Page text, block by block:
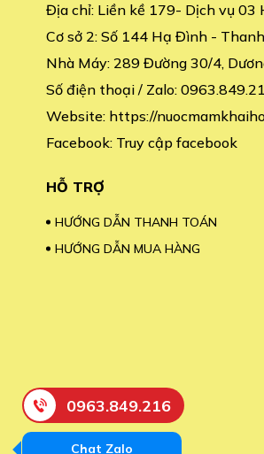
Địa chỉ: Liền kề 179- Dịch vụ 03
Cơ sở 2: Số 144 Hạ Đình -
Nhà Máy: 289 Đường 30/4,
Số điện thoại / Zalo:
Website: https://
Facebook: Truy cập facebook
HỖ TRỢ
HƯỚNG DẪN THANH TOÁN
HƯỚNG DẪN MUA HÀNG
0963.849.216
Chat Zalo